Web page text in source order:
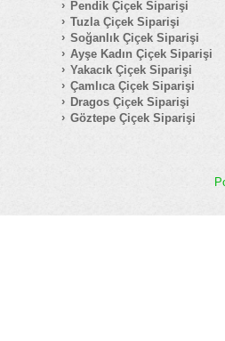
Pendik Çiçek Siparişi
Tuzla Çiçek Siparişi
Soğanlık Çiçek Siparişi
Ayşe Kadın Çiçek Siparişi
Yakacık Çiçek Siparişi
Çamlıca Çiçek Siparişi
Dragos Çiçek Siparişi
Göztepe Çiçek Siparişi